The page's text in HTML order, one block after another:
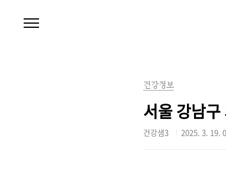
건강정보
서울 강남
건강샘3 2025. 3. 19.